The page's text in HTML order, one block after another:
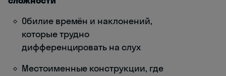
Обилие времён и наклонений,
которые трудно
дифференцировать на слух
Местоименные конструкции, где